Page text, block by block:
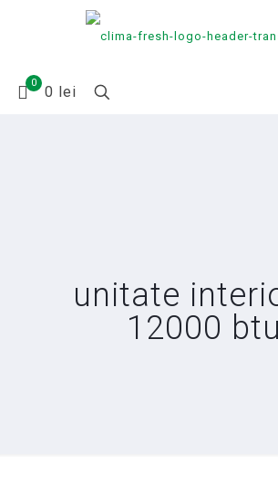
0
0 lei
unitate
12000 btu